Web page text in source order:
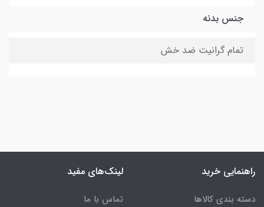
جنس بدنه
تمام گرانیت ضد خش
راهنمایی خرید
دسته بندی کالاها
لینک‌های مفید
تماس با ما